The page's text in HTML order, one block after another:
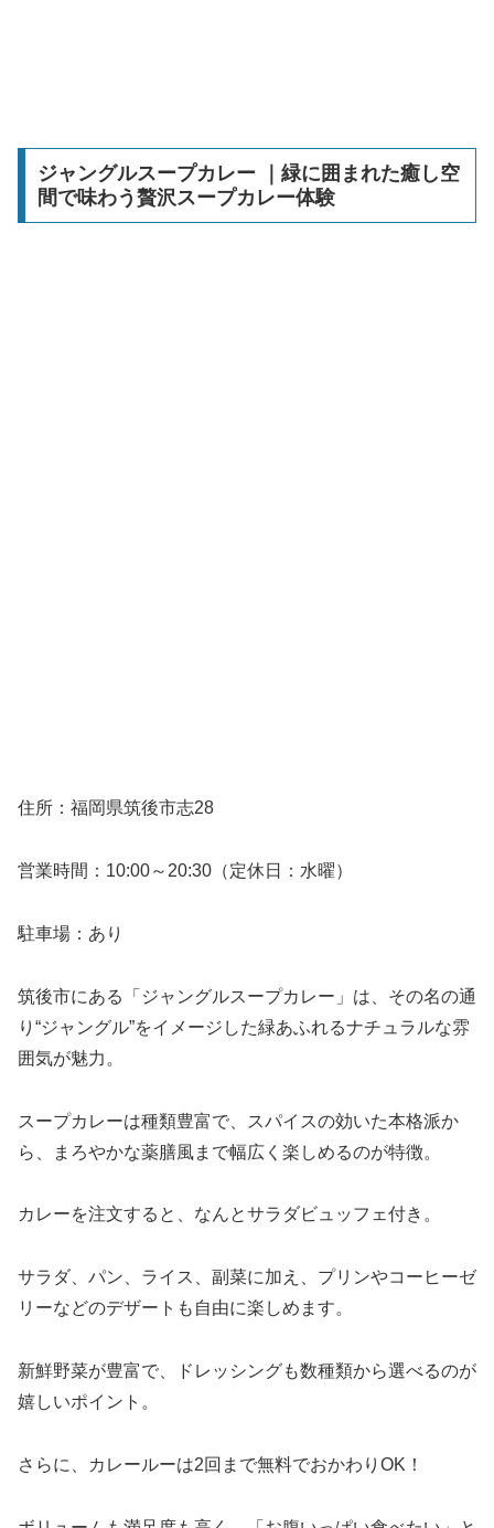
ジャングルスープカレー ｜緑に囲まれた癒し空
間で味わう贅沢スープカレー体験
住所：福岡県筑後市志28
営業時間：10:00～20:30（定休日：水曜）
駐車場：あり
筑後市にある「ジャングルスープカレー」は、その名の通
り“ジャングル”をイメージした緑あふれるナチュラルな雰
囲気が魅力。
スープカレーは種類豊富で、スパイスの効いた本格派か
ら、まろやかな薬膳風まで幅広く楽しめるのが特徴。
カレーを注文すると、なんとサラダビュッフェ付き。
サラダ、パン、ライス、副菜に加え、プリンやコーヒーゼ
リーなどのデザートも自由に楽しめます。
新鮮野菜が豊富で、ドレッシングも数種類から選べるのが
嬉しいポイント。
さらに、カレールーは2回まで無料でおかわりOK！